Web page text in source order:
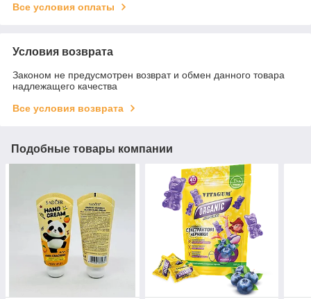
Все условия оплаты
Условия возврата
Законом не предусмотрен возврат и обмен данного товара
надлежащего качества
Все условия возврата
Подобные товары компании